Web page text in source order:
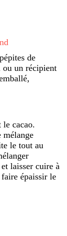
de
ou un récipient
le cacao.
le tout au
laisser cuire à
épaissir le